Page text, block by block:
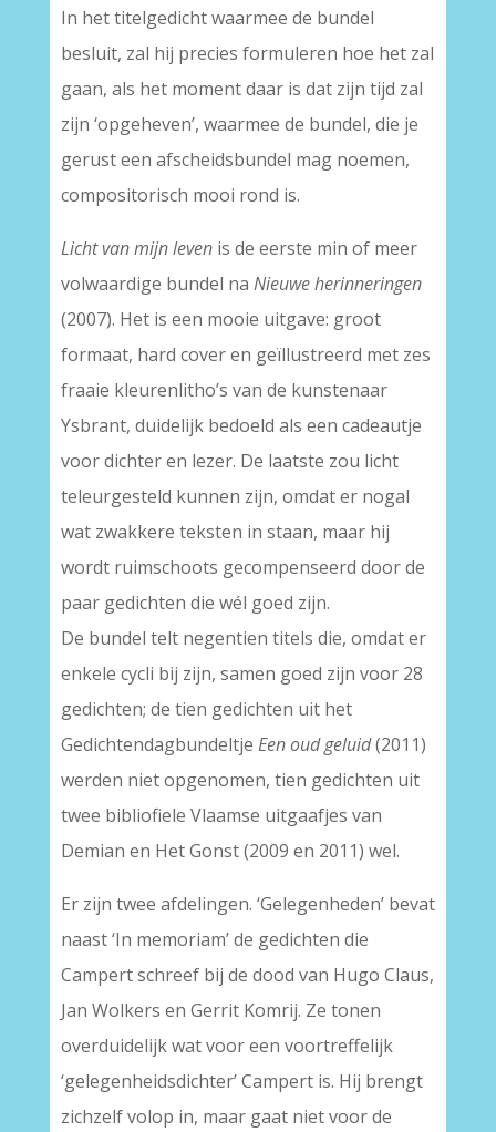
In het titelgedicht waarmee de bundel
besluit, zal hij precies formuleren hoe het zal
gaan, als het moment daar is dat zijn tijd zal
zijn ‘opgeheven’, waarmee de bundel, die je
gerust een afscheidsbundel mag noemen,
compositorisch mooi rond is.
Licht van mijn levenis de eerste min of meer
volwaardige bundel na Nieuwe herinneringen
(2007). Het is een mooie uitgave: groot
formaat, hard cover en geïllustreerd met zes
fraaie kleurenlitho’s van de kunstenaar
Ysbrant, duidelijk bedoeld als een cadeautje
voor dichter en lezer. De laatste zou licht
teleurgesteld kunnen zijn, omdat er nogal
wat zwakkere teksten in staan, maar hij
wordt ruimschoots gecompenseerd door de
paar gedichten die wél goed zijn.
De bundel telt negentien titels die, omdat er
enkele cycli bij zijn, samen goed zijn voor 28
gedichten; de tien gedichten uit het
Gedichtendagbundeltje Een oud geluid(2011)
werden niet opgenomen, tien gedichten uit
twee bibliofiele Vlaamse uitgaafjes van
Demian en Het Gonst (2009 en 2011) wel.
Er zijn twee afdelingen. ‘Gelegenheden’ bevat
naast ‘In memoriam’ de gedichten die
Campert schreef bij de dood van Hugo Claus,
Jan Wolkers en Gerrit Komrij. Ze tonen
overduidelijk wat voor een voortreffelijk
‘gelegenheidsdichter’ Campert is. Hij brengt
zichzelf volop in, maar gaat niet voor de